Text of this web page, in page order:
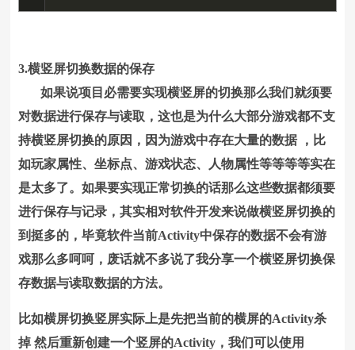
3.横竖屏切换数据的保存
如果说项目必需要实现横竖屏的切换那么我们就须要
对数据进行保存与读取，这也是为什么大部分游戏都不支
持横竖屏切换的原因，因为游戏中存在大量的数据 ，比
如玩家属性、坐标点、游戏状态、人物属性等等等等实在
是太多了。如果要实现正常切换的话那么这些数据都须要
进行保存与记录，其实相对软件开发来说做横竖屏切换的
到挺多的，毕竟软件当前Activity中保存的数据不会有游
戏那么多呵呵，废话就不多说了我分享一个横竖屏切换保
存数据与读取数据的方法。
比如横屏切换竖屏实际上是先把当前的横屏的Activity杀
掉 然后重新创建一个竖屏的Activity，我们可以使用